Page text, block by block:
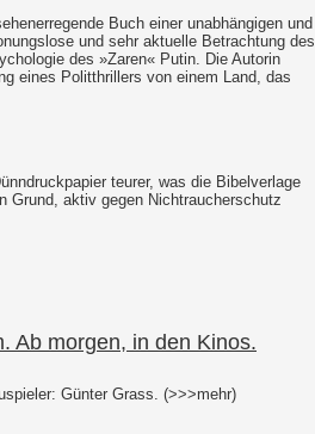
Buch einer unabhängigen und
und sehr aktuelle Betrachtung des
des »Zaren« Putin. Die Autorin
eines Politthrillers von einem Land, das
teurer, was die Bibelverlage
Grund, aktiv gegen Nichtraucherschutz
Ab morgen, in den Kinos.
Günter Grass. (>>>mehr)